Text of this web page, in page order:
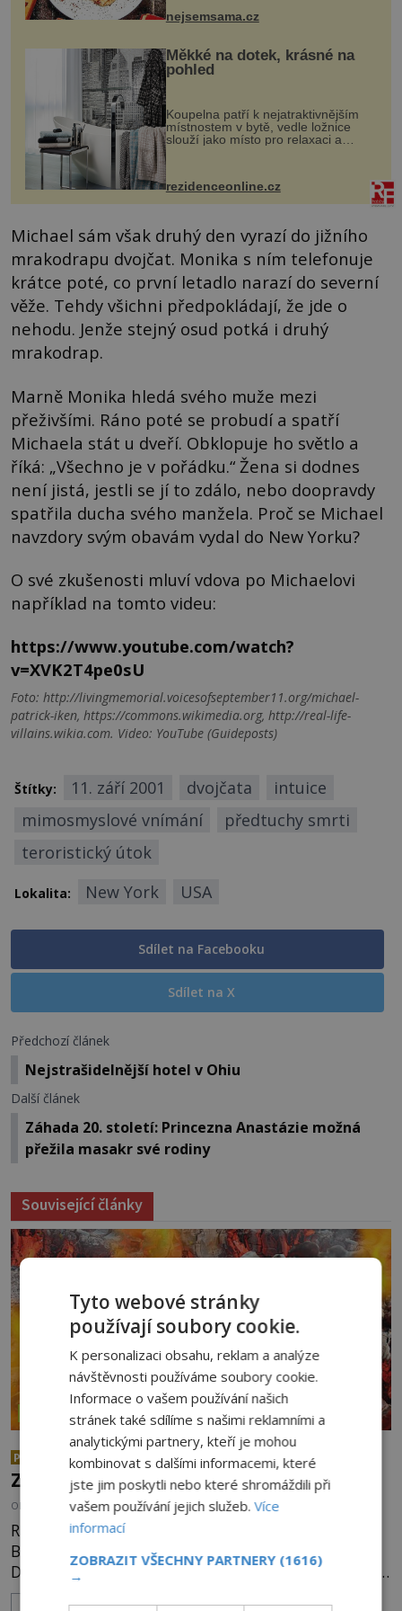
nejsemsama.cz
Měkké na dotek, krásné na
pohled
Koupelna patří k nejatraktivnějším
místnostem v bytě, vedle ložnice
slouží jako místo pro relaxaci a
odpočinek. Koupelnový textil –
ručníky, osušky a koberečky –
mohou jako mávnutím kouzelného
proutku...
rezidenceonline.cz
Michael sám však druhý den vyrazí do jižního
mrakodrapu dvojčat. Monika s ním telefonuje
krátce poté, co první letadlo narazí do severní
věže. Tehdy všichni předpokládají, že jde o
nehodu. Jenže stejný osud potká i druhý
mrakodrap.
Marně Monika hledá svého muže mezi
přeživšími. Ráno poté se probudí a spatří
Michaela stát u dveří. Obklopuje ho světlo a
říká: „Všechno je v pořádku.“ Žena si dodnes
není jistá, jestli se jí to zdálo, nebo doopravdy
spatřila ducha svého manžela. Proč se Michael
navzdory svým obavám vydal do New Yorku?
O své zkušenosti mluví vdova po Michaelovi
například na tomto videu:
https://www.youtube.com/watch?
v=XVK2T4pe0sU
Foto: http://livingmemorial.voicesofseptember11.org/michael-
patrick-iken, https://commons.wikimedia.org, http://real-life-
villains.wikia.com. Video: YouTube (Guideposts)
Štítky: 11. září 2001 dvojčata
intuice
mimosmyslové vnímání
předtuchy smrti
teroristický útok
Lokalita: New York USA
Sdílet na Facebooku
Sdílet na X
Předchozí článek
Nejstrašidelnější hotel v Ohiu
Další článek
Záhada 20. století: Princezna Anastázie možná
přežila masakr své rodiny
Související články
PREMIUM
Chůze po žhavých uhlících:
Zázrak nebo podvod?
OD KAROLÍNA TRNKOVÁ 4.8.2026 3.3TIS
Rituál chůze po žhavých uhlících je zmiňován i v
Bibli, první zmínky ale pochází už z doby železné.
Dnes je využíván nejrůznějšími šamany k nalezení
spirituální síly či vnitřního klidu. Jak funguje a proč
Tyto webové stránky
používají soubory cookie.
K personalizaci obsahu, reklam a analýze
návštěvnosti používáme soubory cookie.
Informace o vašem používání našich
stránek také sdílíme s našimi reklamními a
analytickými partnery, kteří je mohou
kombinovat s dalšími informacemi, které
jste jim poskytli nebo které shromáždili při
vašem používání jejich služeb.Více
informací
ZOBRAZIT VŠECHNY PARTNERY (1616)
→